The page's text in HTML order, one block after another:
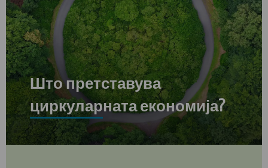
Што претставува
циркуларната економија?